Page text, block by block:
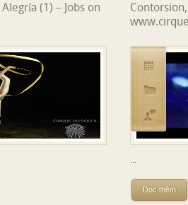
(1) – Jobs on
...
Đọc thêm